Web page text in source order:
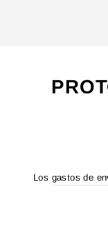
Los gastos de